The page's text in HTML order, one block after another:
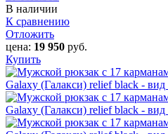
В наличии
К сравнению
Отложить
цена: 19 950 руб.
Купить